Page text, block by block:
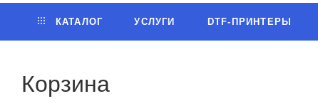
КАТАЛОГ УСЛУГИ DTF-ПРИНТЕРЫ
Корзина